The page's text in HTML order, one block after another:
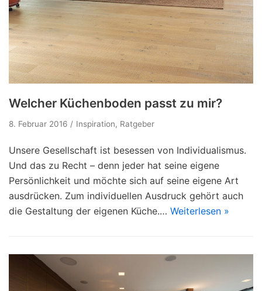
Welcher Küchenboden passt zu mir?
8. Februar 2016 Inspiration, Ratgeber
Unsere Gesellschaft ist besessen von Individualismus.
Und das zu Recht – denn jeder hat seine eigene
Persönlichkeit und möchte sich auf seine eigene Art
ausdrücken. Zum individuellen Ausdruck gehört auch
die Gestaltung der eigenen Küche.… Weiterlesen »